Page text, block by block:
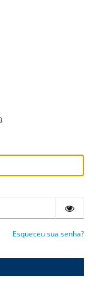
Esqueceu sua senha?